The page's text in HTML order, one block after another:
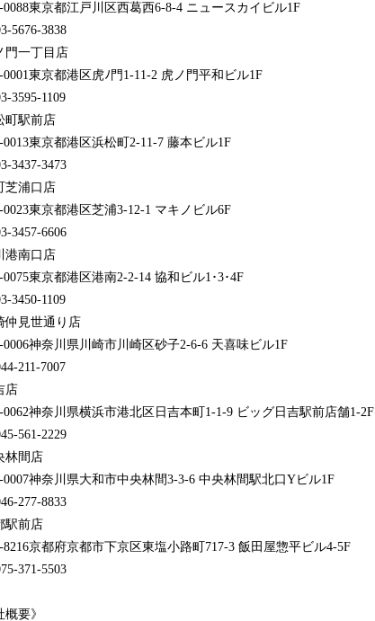
0088東京都江戸川区西葛西6-8-4 ニュースカイビル1F
5676-3838
門一丁目店
0001東京都港区虎ﾉ門1-11-2 虎ノ門平和ビル1F
3595-1109
町駅前店
0013東京都港区浜松町2-11-7 藤本ビル1F
3437-3473
芝浦口店
0023東京都港区芝浦3-12-1 マキノビル6F
3457-6606
港南口店
0075東京都港区港南2-2-14 協和ビル1･3･4F
3450-1109
仲見世通り店
0006神奈川県川崎市川崎区砂子2-6-6 天喜味ビル1F
211-7007
店
0062神奈川県横浜市港北区日吉本町1-1-9 ビッグ日吉駅前店舗1-2F
561-2229
林間店
0007神奈川県大和市中央林間3-3-6 中央林間駅北口Yビル1F
277-8833
駅前店
8216京都府京都市下京区東塩小路町717-3 飯田屋惣平ビル4-5F
371-5503
概要》